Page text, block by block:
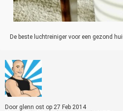
De beste luchtreiniger voor een gezond
Door glenn ost op 27 Feb 2014